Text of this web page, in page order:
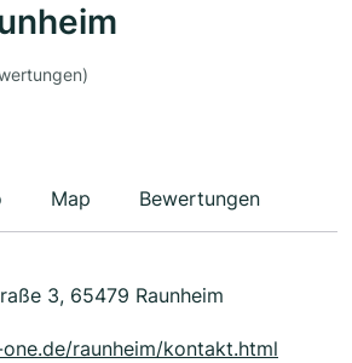
Map Bewertungen
3, 65479 Raunheim
raunheim/kontakt.html